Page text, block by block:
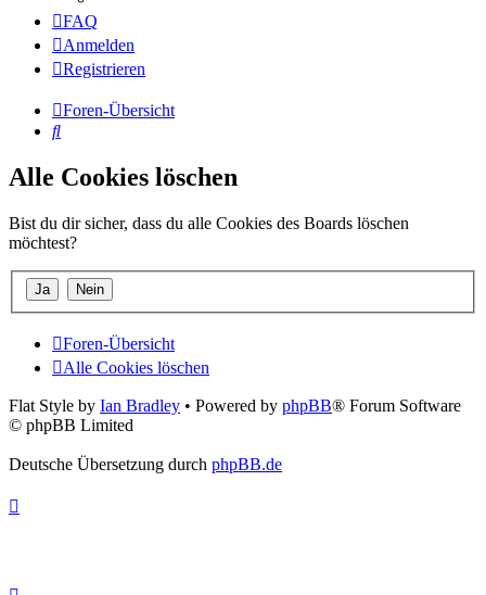
FAQ
Anmelden
Registrieren
Foren-Übersicht
Suche
Alle Cookies löschen
Bist du dir sicher, dass du alle Cookies des Boards löschen
möchtest?
Foren-Übersicht
Alle Cookies löschen
Flat Style by Ian Bradley • Powered by phpBB® Forum Software
© phpBB Limited
Deutsche Übersetzung durch phpBB.de